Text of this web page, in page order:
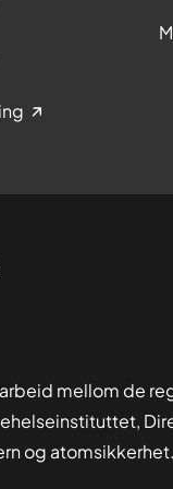
mellom de
og atomsikkerhet.